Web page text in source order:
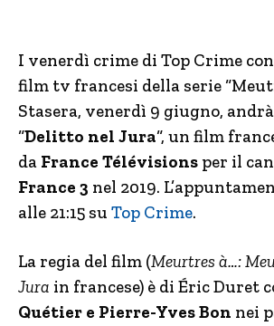
I venerdì crime di Top Crime
film tv francesi della serie
Stasera, venerdì 9 giugno,
“Delitto nel Jura“, un film
da France Télévisions per il
France 3 nel 2019.
alle 21:15 su Top Crime.
La regia del film (Meurtres à…:
Jura in francese) è di Éric Duret
Quétier e Pierre-Yves Bon nei